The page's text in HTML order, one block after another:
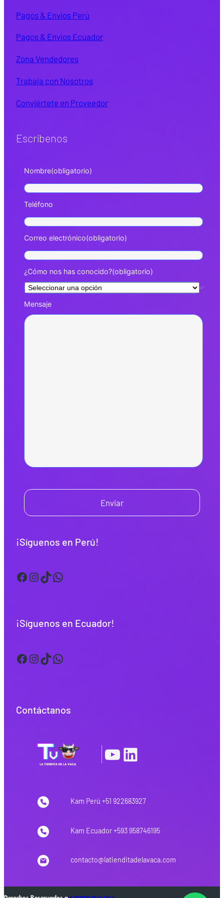
Pagos & Envíos Perú
Pagos & Envíos Ecuador
Zona Vendedores
Trabaja con Nosotros
Conviértete en Proveedor
Escríbenos
Nombre(obligatorio)
Teléfono
Correo electrónico(obligatorio)
¿Cómo nos has conocido?(obligatorio)
Mensaje
Enviar
¡Síguenos en Perú!
Facebook InstagramTikTok WhatsApp
¡Síguenos en Ecuador!
Facebook InstagramTikTok WhatsApp
Contáctanos
YouTube LinkedIn
Kam Perú +51 922683927
Kam Ecuador +593 958746195
contacto@latienditadelavaca.com